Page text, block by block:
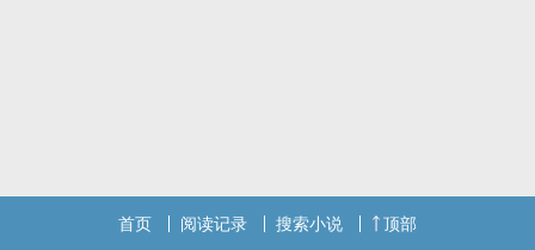
首页 阅读记录 搜索小说 顶部